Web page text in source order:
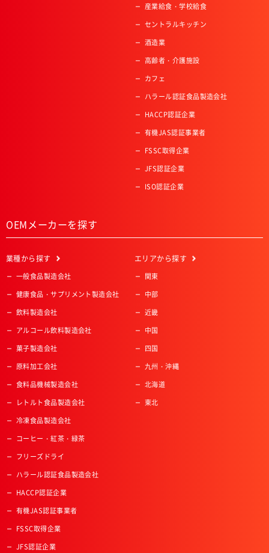
産業給食・学校給食
セントラルキッチン
酒造業
高齢者・介護施設
カフェ
ハラール認証食品製造会社
HACCP認証企業
有機JAS認証事業者
FSSC取得企業
JFS認証企業
ISO認証企業
OEMメーカーを探す
業種から探す
一般食品製造会社
健康食品・サプリメント製造会社
飲料製造会社
アルコール飲料製造会社
菓子製造会社
原料加工会社
食料品機械製造会社
レトルト食品製造会社
冷凍食品製造会社
コーヒー・紅茶・緑茶
フリーズドライ
ハラール認証食品製造会社
HACCP認証企業
有機JAS認証事業者
FSSC取得企業
JFS認証企業
エリアから探す
関東
中部
近畿
中国
四国
九州・沖縄
北海道
東北